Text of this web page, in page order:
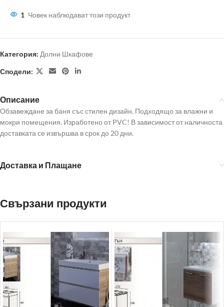
1 Човек наблюдават този продукт
Категория: Долни Шкафове
Сподели:
Описание
Обзавеждане за баня със стилен дизайн. Подходящо за влажни и
мокри помещения. Изработено от PVC! В зависимост от наличноста
доставката се извършва в срок до 20 дни.
Доставка и Плащане
Свързани продукти